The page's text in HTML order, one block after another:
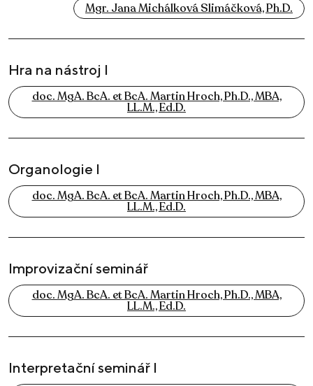
Mgr. Jana Michálková Slimáčková, Ph.D.
Hra na nástroj I
doc. MgA. BcA. et BcA. Martin Hroch, Ph.D., MBA,
LL.M., Ed.D.
Organologie I
doc. MgA. BcA. et BcA. Martin Hroch, Ph.D., MBA,
LL.M., Ed.D.
Improvizační seminář
doc. MgA. BcA. et BcA. Martin Hroch, Ph.D., MBA,
LL.M., Ed.D.
Interpretační seminář I